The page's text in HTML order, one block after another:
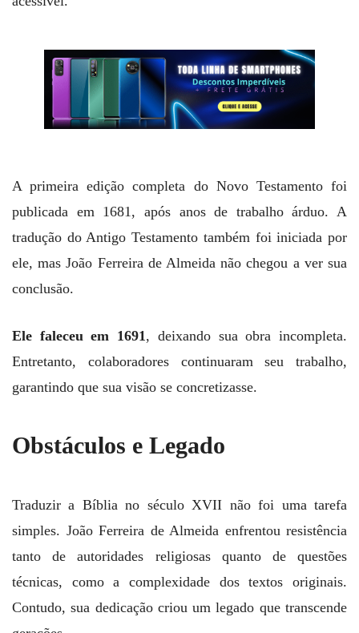
A primeira edição completa do Novo Testamento foi
publicada em 1681, após anos de trabalho árduo. A
tradução do Antigo Testamento também foi iniciada por
ele, mas João Ferreira de Almeida não chegou a ver sua
conclusão.
Ele faleceu em 1691 , deixando sua obra incompleta.
Entretanto, colaboradores continuaram seu trabalho,
garantindo que sua visão se concretizasse.
Obstáculos e Legado
Traduzir a Bíblia no século XVII não foi uma tarefa
simples. João Ferreira de Almeida enfrentou resistência
tanto de autoridades religiosas quanto de questões
técnicas, como a complexidade dos textos originais.
Contudo, sua dedicação criou um legado que transcende